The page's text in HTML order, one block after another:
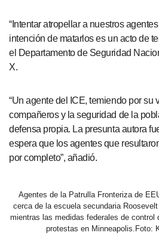
“Intentar atropellar a nuestros
intención de matarlos es un acto de
el Departamento de Seguridad
X.
“Un agente del ICE, temiendo por su
compañeros y la seguridad de la
defensa propia. La presunta autora
espera que los agentes que
por completo”, añadió.
Agentes de la Patrulla Fronteriza de
cerca de la escuela secundaria
mientras las medidas federales de control
protestas en Minneapolis.Foto: